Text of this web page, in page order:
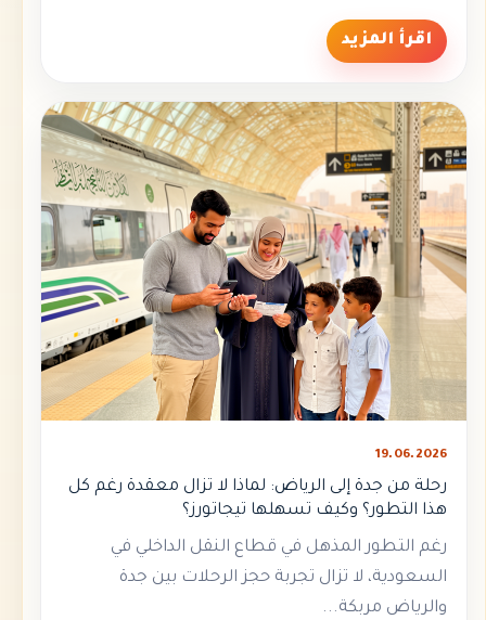
اقرأ المزيد
19.06.2026
رحلة من جدة إلى الرياض: لماذا لا تزال معقدة رغم كل
هذا التطور؟ وكيف تسهلها تيجاتورز؟
رغم التطور المذهل في قطاع النقل الداخلي في
السعودية، لا تزال تجربة حجز الرحلات بين جدة
والرياض مربكة...